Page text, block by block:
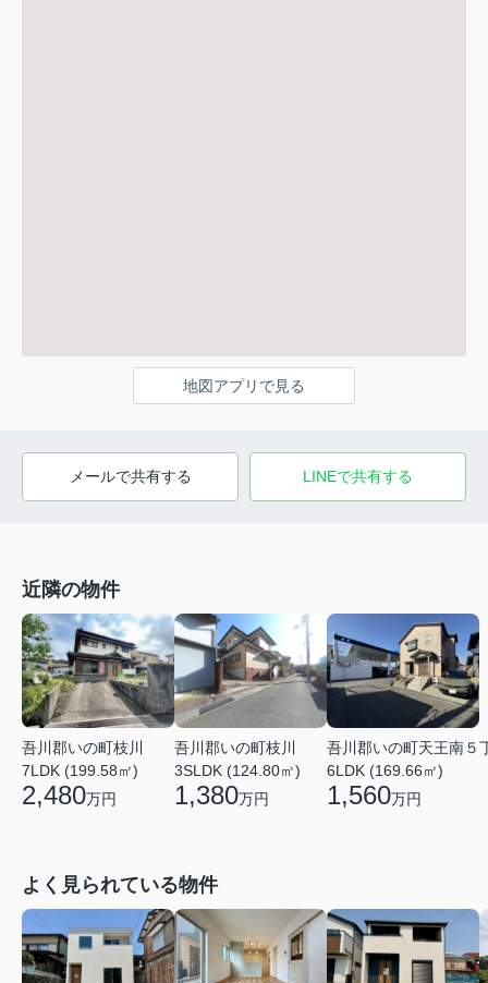
地図アプリで見る
メールで共有する LINEで共有する
近隣の物件
吾川郡いの町枝川
7LDK (199.58㎡)
2,480万円
吾川郡いの町枝川
3SLDK (124.80㎡)
1,380万円
吾川郡いの町天王南５
6LDK (169.66㎡)
1,560万円
よく見られている物件